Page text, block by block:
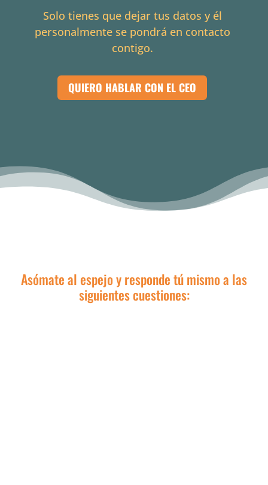
Solo tienes que dejar tus datos y él
personalmente se pondrá en contacto
contigo.
QUIERO HABLAR CON EL CEO
Asómate al espejo y responde tú mismo a las
siguientes cuestiones: